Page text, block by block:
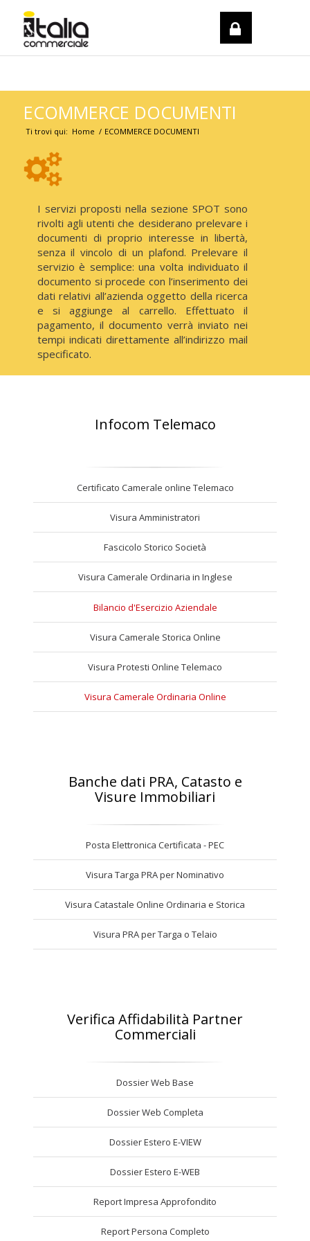
ECOMMERCE DOCUMENTI
Ti trovi qui: Home / ECOMMERCE DOCUMENTI
I servizi proposti nella sezione SPOT sono
rivolti agli utenti che desiderano prelevare i
documenti di proprio interesse in libertà,
senza il vincolo di un plafond. Prelevare il
servizio è semplice: una volta individuato il
documento si procede con l’inserimento dei
dati relativi all’azienda oggetto della ricerca
e si aggiunge al carrello. Effettuato il
pagamento, il documento verrà inviato nei
tempi indicati direttamente all’indirizzo mail
specificato.
Infocom Telemaco
Certificato Camerale online Telemaco
Visura Amministratori
Fascicolo Storico Società
Visura Camerale Ordinaria in Inglese
Bilancio d'Esercizio Aziendale
Visura Camerale Storica Online
Visura Protesti Online Telemaco
Visura Camerale Ordinaria Online
Banche dati PRA, Catasto e
Visure Immobiliari
Posta Elettronica Certificata - PEC
Visura Targa PRA per Nominativo
Visura Catastale Online Ordinaria e Storica
Visura PRA per Targa o Telaio
Verifica Affidabilità Partner
Commerciali
Dossier Web Base
Dossier Web Completa
Dossier Estero E-VIEW
Dossier Estero E-WEB
Report Impresa Approfondito
Report Persona Completo